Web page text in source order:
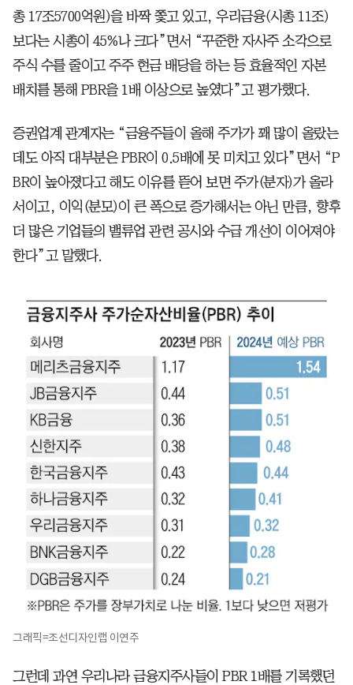
총 17조5700억원)을 바짝 쫓고 있고, 우리금융(시총 11조)
보다는 시총이 45%나 크다”면서 “꾸준한 자사주 소각으로
주식 수를 줄이고 주주 현금 배당을 하는 등 효율적인 자본
배치를 통해 PBR을 1배 이상으로 높였다”고 평가했다.
증권업계 관계자는 “금융주들이 올해 주가가 꽤 많이 올랐는
데도 아직 대부분은 PBR이 0.5배에 못 미치고 있다”면서 “P
BR이 높아졌다고 해도 이유를 뜯어 보면 주가(분자)가 올라
서이고, 이익(분모)이 큰 폭으로 증가해서는 아닌 만큼, 향후
더 많은 기업들의 밸류업 관련 공시와 수급 개선이 이어져야
한다”고 말했다.
그래픽=조선디자인랩 이연주
그런데 과연 우리나라 금융지주사들이 PBR 1배를 기록했던